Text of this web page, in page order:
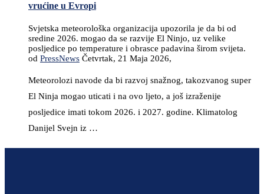
vrućine u Evropi
Svjetska meteorološka organizacija upozorila je da bi od
sredine 2026. mogao da se razvije El Ninjo, uz velike
posljedice po temperature i obrasce padavina širom svijeta.
od PressNews Četvrtak, 21 Maja 2026,
Meteorolozi navode da bi razvoj snažnog, takozvanog super
El Ninja mogao uticati i na ovo ljeto, a još izraženije
posljedice imati tokom 2026. i 2027. godine. Klimatolog
Danijel Svejn iz …